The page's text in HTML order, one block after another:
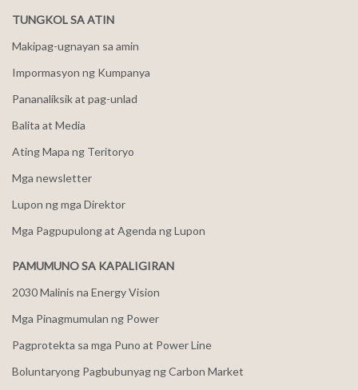
TUNGKOL SA ATIN
Makipag-ugnayan sa amin
Impormasyon ng Kumpanya
Pananaliksik at pag-unlad
Balita at Media
Ating Mapa ng Teritoryo
Mga newsletter
Lupon ng mga Direktor
Mga Pagpupulong at Agenda ng Lupon
PAMUMUNO SA KAPALIGIRAN
2030 Malinis na Energy Vision
Mga Pinagmumulan ng Power
Pagprotekta sa mga Puno at Power Line
Boluntaryong Pagbubunyag ng Carbon Market